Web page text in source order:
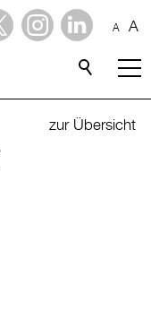
A A
zur Übersicht